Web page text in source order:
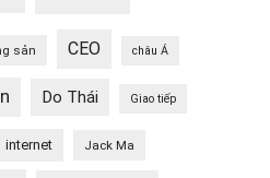
sản CEO châu Á
Do Thái Giao tiếp
internet Jack Ma